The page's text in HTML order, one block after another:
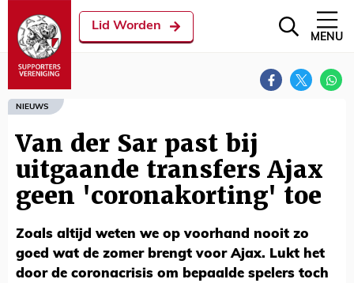
Lid Worden
MENU
NIEUWS
Van der Sar past bij
uitgaande transfers Ajax
geen 'coronakorting' toe
Zoals altijd weten we op voorhand nooit zo
goed wat de zomer brengt voor Ajax. Lukt het
door de coronacrisis om bepaalde spelers toch